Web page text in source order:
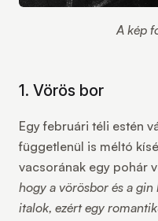
A kép
1. Vörös bor
Egy februári téli estén
függetlenül is méltó
vacsorának egy pohár
hogy a vörösbor és a
italok, ezért egy